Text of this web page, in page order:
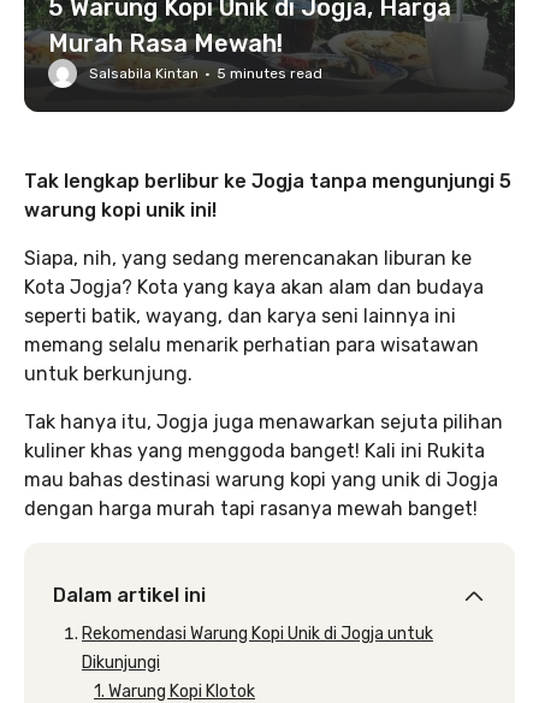
5 Warung Kopi Unik di Jogja, Harga
Murah Rasa Mewah!
Salsabila Kintan · 5 minutes read
Tak lengkap berlibur ke Jogja tanpa mengunjungi 5
warung kopi unik ini!
Siapa, nih, yang sedang merencanakan liburan ke
Kota Jogja? Kota yang kaya akan alam dan budaya
seperti batik, wayang, dan karya seni lainnya ini
memang selalu menarik perhatian para wisatawan
untuk berkunjung.
Tak hanya itu, Jogja juga menawarkan sejuta pilihan
kuliner khas yang menggoda banget! Kali ini Rukita
mau bahas destinasi warung kopi yang unik di Jogja
dengan harga murah tapi rasanya mewah banget!
Dalam artikel ini
Rekomendasi Warung Kopi Unik di Jogja untuk
Dikunjungi
1. Warung Kopi Klotok